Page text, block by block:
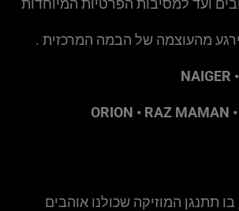
מהעוצמה של הבמה המרכזית .
NAIGER
ORION • RAZ MAMAN
תתנגן המוזיקה שכולנו אוהבים